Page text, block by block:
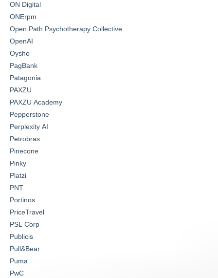
ON Digital
ONErpm
Open Path Psychotherapy Collective
OpenAI
Oysho
PagBank
Patagonia
PAXZU
PAXZU Academy
Pepperstone
Perplexity AI
Petrobras
Pinecone
Pinky
Platzi
PNT
Portinos
PriceTravel
PSL Corp
Publicis
Pull&Bear
Puma
PwC